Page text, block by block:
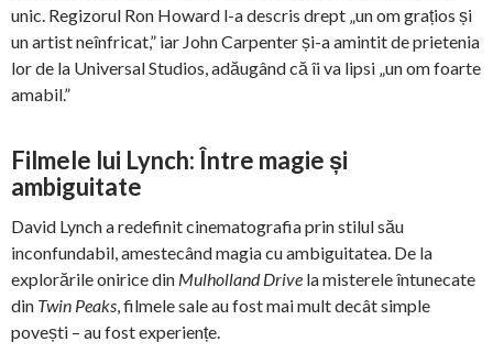
unic. Regizorul Ron Howard l-a descris drept „un om grațios și
un artist neînfricat,” iar John Carpenter și-a amintit de prietenia
lor de la Universal Studios, adăugând că îi va lipsi „un om foarte
amabil.”
Filmele lui Lynch: Între magie și
ambiguitate
David Lynch a redefinit cinematografia prin stilul său
inconfundabil, amestecând magia cu ambiguitatea. De la
explorările onirice din Mulholland Drive la misterele întunecate
din Twin Peaks, filmele sale au fost mai mult decât simple
povești – au fost experiențe.